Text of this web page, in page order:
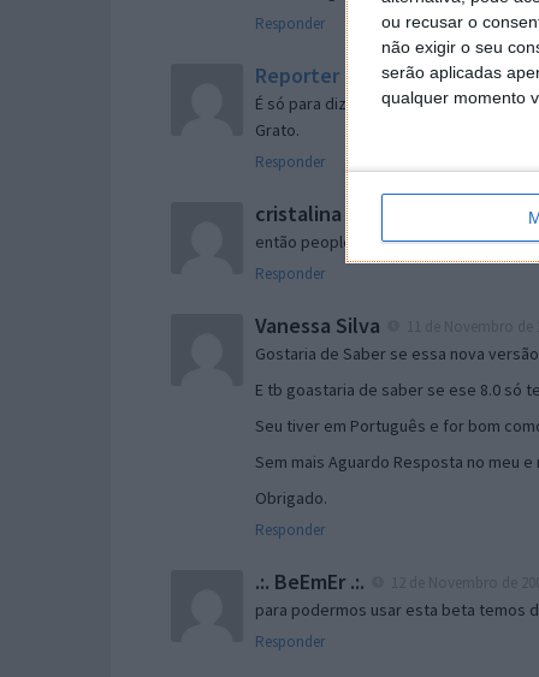
ou recusar o
não exigir o seu
serão aplicadas
qualquer momento
Responder
Reporter 7 de Novembro de 2005 às
É só para dizer que ainda não me
Grato.
Responder
cristalina 11 de Novembro de 2005
então people
Responder
Vanessa Silva
Gostaria de Saber se essa nova
E tb goastaria de saber se ese 8.0 só
Seu tiver em Português e for bom
Sem mais Aguardo Resposta no meu e
Obrigado.
Responder
.:. BeEmEr .:.
para podermos usar esta beta temos
Responder